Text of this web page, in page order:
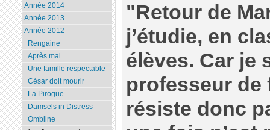
"Retour de
j’étudie, en
élèves. Car je
professeur de
résiste donc
Année 2014
Année 2013
Année 2012
Rengaine
Après mai
Une famille respectable
César doit mourir
La Pirogue
Damsels in Distress
Ombline